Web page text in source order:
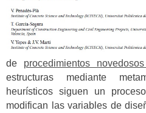
de procedimientos
estructuras mediante
heurísticos siguen un
modifican las variables de